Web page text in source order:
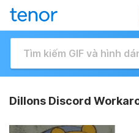
Dillons Discord